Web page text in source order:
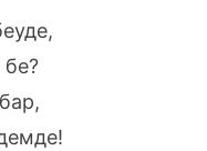
бе?